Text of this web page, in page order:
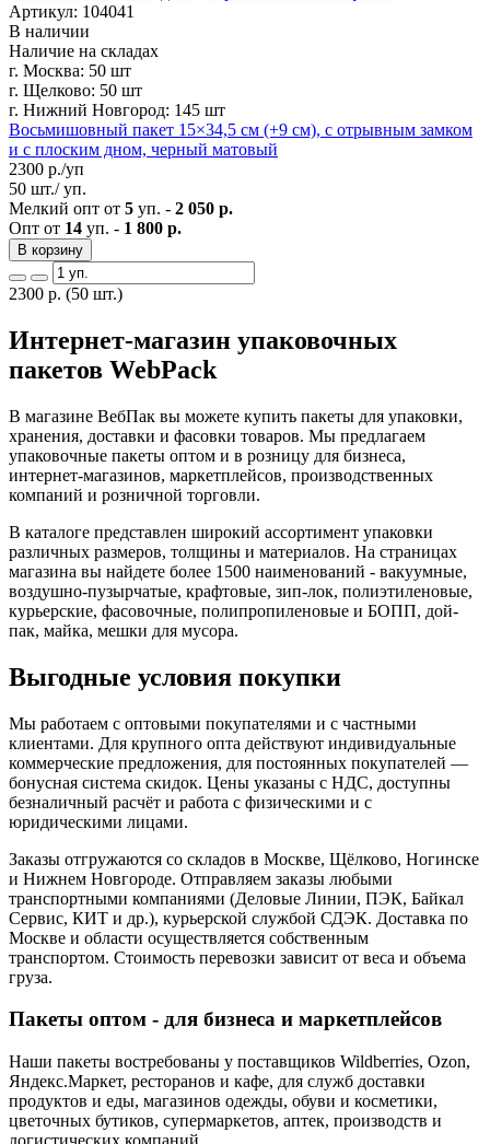
Артикул: 104041
В наличии
Наличие на складах
г. Москва: 50 шт
г. Щелково: 50 шт
г. Нижний Новгород: 145 шт
Восьмишовный пакет 15×34,5 см (+9 см), с отрывным замком
и с плоским дном, черный матовый
2300 р./уп
50 шт./ уп.
Мелкий опт от 5 уп. - 2 050 р.
Опт от 14 уп. - 1 800 р.
В корзину
2300 р. (50 шт.)
Интернет-магазин упаковочных
пакетов WebPack
В магазине ВебПак вы можете купить пакеты для упаковки,
хранения, доставки и фасовки товаров. Мы предлагаем
упаковочные пакеты оптом и в розницу для бизнеса,
интернет-магазинов, маркетплейсов, производственных
компаний и розничной торговли.
В каталоге представлен широкий ассортимент упаковки
различных размеров, толщины и материалов. На страницах
магазина вы найдете более 1500 наименований - вакуумные,
воздушно-пузырчатые, крафтовые, зип-лок, полиэтиленовые,
курьерские, фасовочные, полипропиленовые и БОПП, дой-
пак, майка, мешки для мусора.
Выгодные условия покупки
Мы работаем с оптовыми покупателями и с частными
клиентами. Для крупного опта действуют индивидуальные
коммерческие предложения, для постоянных покупателей —
бонусная система скидок. Цены указаны с НДС, доступны
безналичный расчёт и работа с физическими и с
юридическими лицами.
Заказы отгружаются со складов в Москве, Щёлково, Ногинске
и Нижнем Новгороде. Отправляем заказы любыми
транспортными компаниями (Деловые Линии, ПЭК, Байкал
Сервис, КИТ и др.), курьерской службой СДЭК. Доставка по
Москве и области осуществляется собственным
транспортом. Стоимость перевозки зависит от веса и объема
груза.
Пакеты оптом - для бизнеса и маркетплейсов
Наши пакеты востребованы у поставщиков Wildberries, Ozon,
Яндекс.Маркет, ресторанов и кафе, для служб доставки
продуктов и еды, магазинов одежды, обуви и косметики,
цветочных бутиков, супермаркетов, аптек, производств и
логистических компаний.